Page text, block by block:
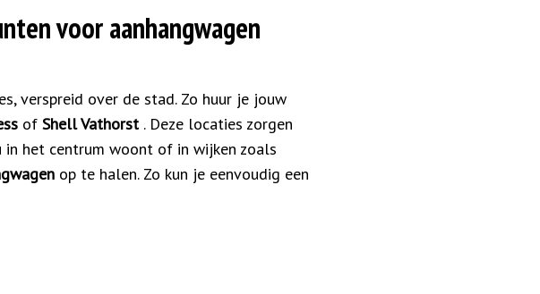
voor aanhangwagen
verspreid over de stad. Zo huur je jouw
of Shell Vathorst . Deze locaties zorgen
het centrum woont of in wijken zoals
op te halen. Zo kun je eenvoudig een